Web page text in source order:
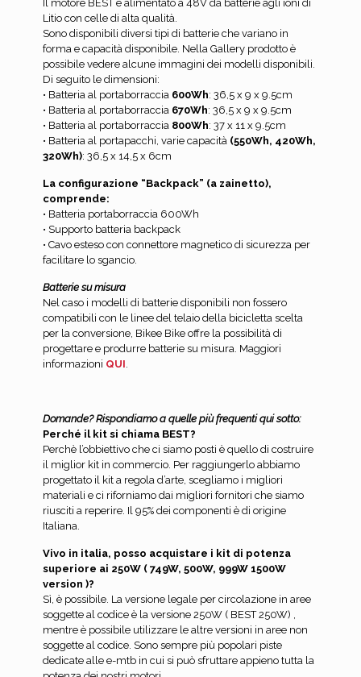
Il motore BEST è alimentato a 48V da batterie agli ioni di
Litio con celle di alta qualità.
Sono disponibili diversi tipi di batterie che variano in
forma e capacità disponibile. Nella Gallery prodotto è
possibile vedere alcune immagini dei modelli disponibili.
Di seguito le dimensioni:
• Batteria al portaborraccia 600Wh: 36,5 x 9 x 9.5cm
• Batteria al portaborraccia 670Wh: 36,5 x 9 x 9.5cm
• Batteria al portaborraccia 800Wh: 37 x 11 x 9.5cm
• Batteria al portapacchi, varie capacità (550Wh, 420Wh,
320Wh): 36,5 x 14,5 x 6cm
La configurazione “Backpack” (a zainetto),
comprende:
• Batteria portaborraccia 600Wh
• Supporto batteria backpack
• Cavo esteso con connettore magnetico di sicurezza per
facilitare lo sgancio.
Batterie su misura
Nel caso i modelli di batterie disponibili non fossero
compatibili con le linee del telaio della bicicletta scelta
per la conversione, Bikee Bike offre la possibilità di
progettare e produrre batterie su misura. Maggiori
informazioni QUI
Domande? Rispondiamo a quelle più frequenti qui sotto:
Perché il kit si chiama BEST?
Perchè l’obbiettivo che ci siamo posti è quello di costruire
il miglior kit in commercio. Per raggiungerlo abbiamo
progettato il kit a regola d’arte, scegliamo i migliori
materiali e ci riforniamo dai migliori fornitori che siamo
riusciti a reperire. Il 95% dei componenti è di origine
Italiana.
Vivo in italia, posso acquistare i kit di potenza
superiore ai 250W ( 749W, 500W, 999W 1500W
version )?
Sì, è possibile. La versione legale per circolazione in aree
soggette al codice è la versione 250W ( BEST 250W) ,
mentre è possibile utilizzare le altre versioni in aree non
soggette al codice. Sono sempre più popolari piste
dedicate alle e-mtb in cui si può sfruttare appieno tutta la